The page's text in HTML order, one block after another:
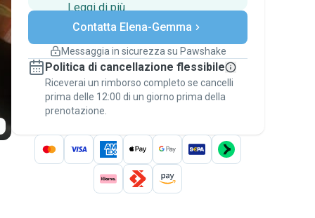
Leggi di piùPagamenti sicuri
Assistenza se i piani
Prenotazioni coperte
Stai su Pawshake - dal primo messaggio al
pagamento - per attivare laGaranzia
Pawshake.
Contatta Elena-Gemma
Messaggia in sicurezza su Pawshake
Politica di cancellazione flessibile
Riceverai un rimborso completo se cancelli
prima delle 12:00 di un giorno prima della
prenotazione.